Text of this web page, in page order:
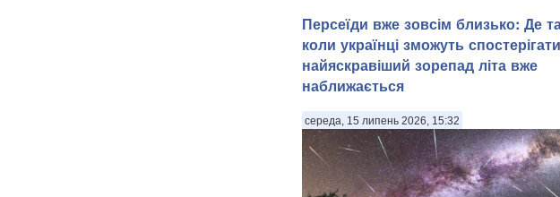
Персеїди вже зовсім близько: Де
коли українці зможуть спостерігати
найяскравіший зорепад літа вже
наближається
середа, 15 липень 2026, 15:32